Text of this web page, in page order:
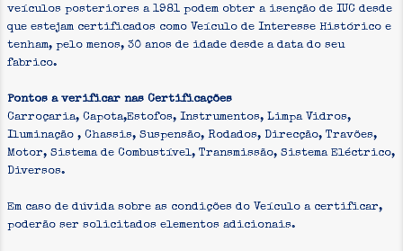
veículos posteriores a 1981 podem obter a isenção de IUC desde
que estejam certificados como Veículo de Interesse Histórico e
tenham, pelo menos, 30 anos de idade desde a data do seu
fabrico.
Pontos a verificar nas Certificações
Carroçaria, Capota,Estofos, Instrumentos, Limpa Vidros,
Iluminação , Chassis, Suspensão, Rodados, Direcção, Travões,
Motor, Sistema de Combustível, Transmissão, Sistema Eléctrico,
Diversos.
Em caso de dúvida sobre as condições do Veículo a certificar,
poderão ser solicitados elementos adicionais.